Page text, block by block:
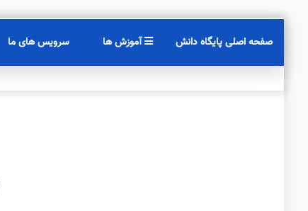
سرویس های ما آموزش ها صفحه اصلی پایگاه دانش